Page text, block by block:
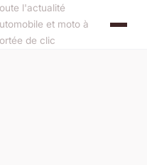
l'actualité
et moto à
de clic